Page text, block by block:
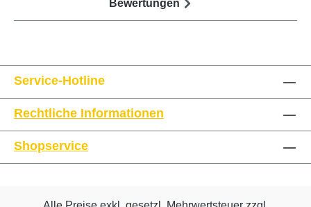
Bewertungen
Service-Hotline
Rechtliche Informationen
Shopservice